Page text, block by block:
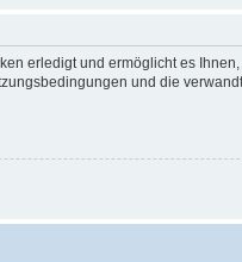
erledigt und ermöglicht es
und die